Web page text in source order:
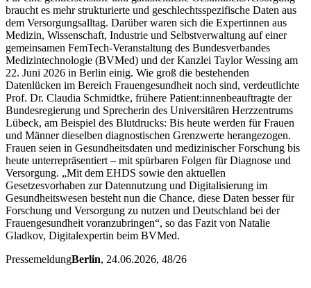
braucht es mehr strukturierte und geschlechtsspezifische Daten aus
dem Versorgungsalltag. Darüber waren sich die Expertinnen aus
Medizin, Wissenschaft, Industrie und Selbstverwaltung auf einer
gemeinsamen FemTech-Veranstaltung des Bundesverbandes
Medizintechnologie (BVMed) und der Kanzlei Taylor Wessing am
22. Juni 2026 in Berlin einig. Wie groß die bestehenden
Datenlücken im Bereich Frauengesundheit noch sind, verdeutlichte
Prof. Dr. Claudia Schmidtke, frühere Patient:innenbeauftragte der
Bundesregierung und Sprecherin des Universitären Herzzentrums
Lübeck, am Beispiel des Blutdrucks: Bis heute werden für Frauen
und Männer dieselben diagnostischen Grenzwerte herangezogen.
Frauen seien in Gesundheitsdaten und medizinischer Forschung bis
heute unterrepräsentiert – mit spürbaren Folgen für Diagnose und
Versorgung. „Mit dem EHDS sowie den aktuellen
Gesetzesvorhaben zur Datennutzung und Digitalisierung im
Gesundheitswesen besteht nun die Chance, diese Daten besser für
Forschung und Versorgung zu nutzen und Deutschland bei der
Frauengesundheit voranzubringen“, so das Fazit von Natalie
Gladkov, Digitalexpertin beim BVMed.
PressemeldungBerlin, 24.06.2026, 48/26